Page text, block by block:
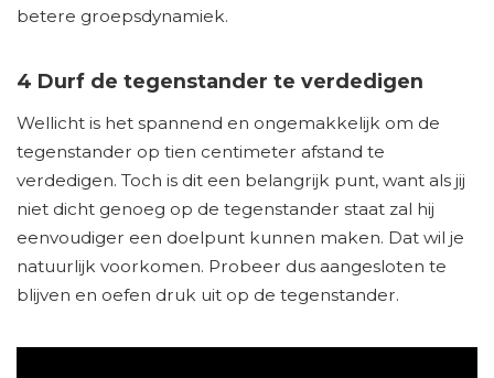
betere groepsdynamiek.
4 Durf de tegenstander te verdedigen
Wellicht is het spannend en ongemakkelijk om de
tegenstander op tien centimeter afstand te
verdedigen. Toch is dit een belangrijk punt, want als jij
niet dicht genoeg op de tegenstander staat zal hij
eenvoudiger een doelpunt kunnen maken. Dat wil je
natuurlijk voorkomen. Probeer dus aangesloten te
blijven en oefen druk uit op de tegenstander.